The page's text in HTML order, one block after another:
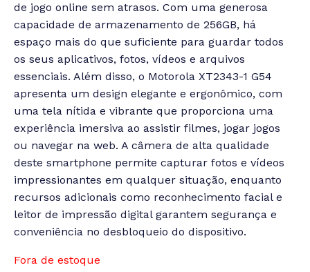
de jogo online sem atrasos. Com uma generosa
capacidade de armazenamento de 256GB, há
espaço mais do que suficiente para guardar todos
os seus aplicativos, fotos, vídeos e arquivos
essenciais. Além disso, o Motorola XT2343-1 G54
apresenta um design elegante e ergonômico, com
uma tela nítida e vibrante que proporciona uma
experiência imersiva ao assistir filmes, jogar jogos
ou navegar na web. A câmera de alta qualidade
deste smartphone permite capturar fotos e vídeos
impressionantes em qualquer situação, enquanto
recursos adicionais como reconhecimento facial e
leitor de impressão digital garantem segurança e
conveniência no desbloqueio do dispositivo.
Fora de estoque